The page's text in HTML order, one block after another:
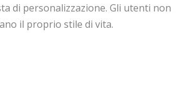
di personalizzazione. Gli utenti non
il proprio stile di vita.